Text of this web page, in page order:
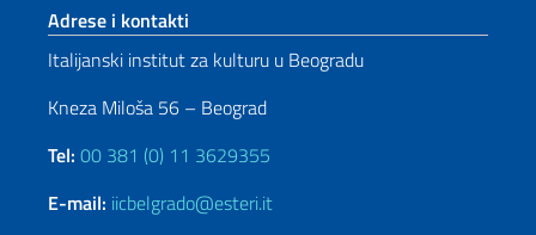
Footer section
Adrese i kontakti
Italijanski institut za kulturu u Beogradu
Kneza Miloša 56 – Beograd
Tel: 00 381 (0) 11 3629355
E-mail: iicbelgrado@esteri.it